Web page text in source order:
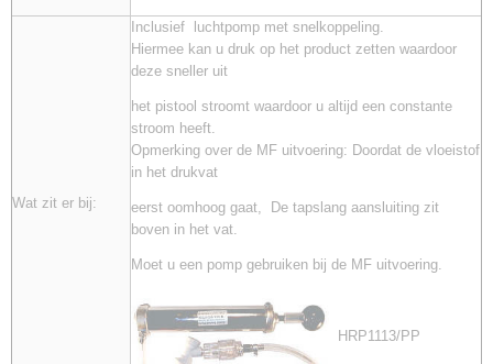
Wat zit er bij:
Inclusief luchtpomp met snelkoppeling.
Hiermee kan u druk op het product zetten waardoor
deze sneller uit
het pistool stroomt waardoor u altijd een constante
stroom heeft.
Opmerking over de MF uitvoering: Doordat de vloeistof
in het drukvat
eerst oomhoog gaat, De tapslang aansluiting zit
boven in het vat.
Moet u een pomp gebruiken bij de MF uitvoering.
HRP1113/PP